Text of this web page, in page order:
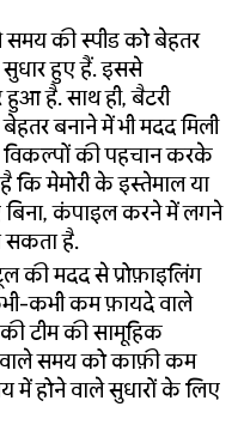
की स्पीड को बेहतर
सुधार हुए हैं. इससे
है. साथ ही, बैटरी
बनाने में भी मदद मिली
की पहचान करके
मेमोरी के इस्तेमाल या
बिना, कंपाइल करने में लगने
सकता है.
की मदद से प्रोफ़ाइलिंग
कभी कम फ़ायदे वाले
टीम की सामूहिक
समय को काफ़ी कम
में होने वाले सुधारों के लिए